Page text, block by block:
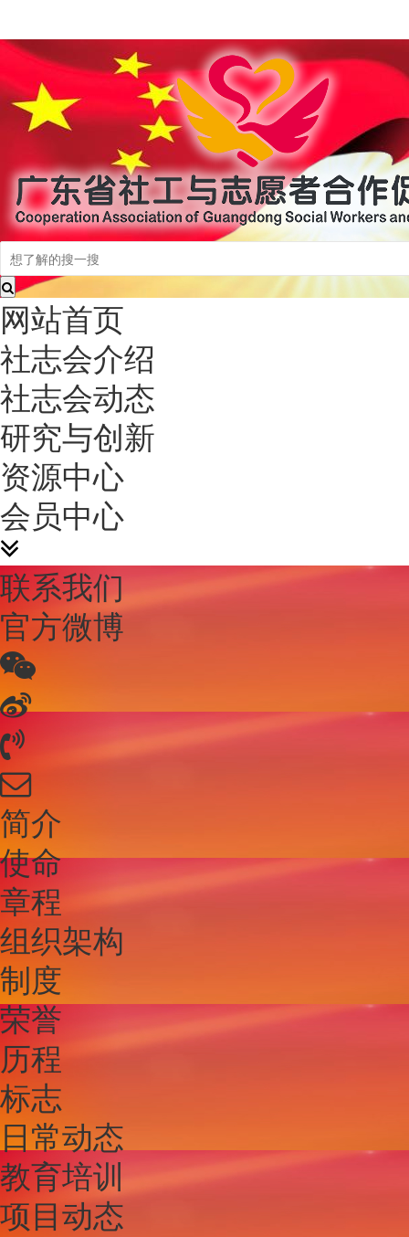
网站首页
社志会介绍
社志会动态
研究与创新
资源中心
会员中心
联系我们
官方微博
简介
使命
章程
组织架构
制度
荣誉
历程
标志
日常动态
教育培训
项目动态